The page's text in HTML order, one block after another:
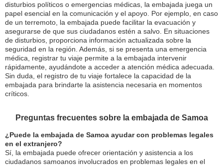
disturbios políticos o emergencias médicas, la embajada juega un
papel esencial en la comunicación y el apoyo. Por ejemplo, en caso
de un terremoto, la embajada puede facilitar la evacuación y
asegurarse de que sus ciudadanos estén a salvo. En situaciones
de disturbios, proporciona información actualizada sobre la
seguridad en la región. Además, si se presenta una emergencia
médica, registrar tu viaje permite a la embajada intervenir
rápidamente, ayudándote a acceder a atención médica adecuada.
Sin duda, el registro de tu viaje fortalece la capacidad de la
embajada para brindarte la asistencia necesaria en momentos
críticos.
Preguntas frecuentes sobre la embajada de Samoa
¿Puede la embajada de Samoa ayudar con problemas legales
en el extranjero?
Sí, la embajada puede ofrecer orientación y asistencia a los
ciudadanos samoanos involucrados en problemas legales en el